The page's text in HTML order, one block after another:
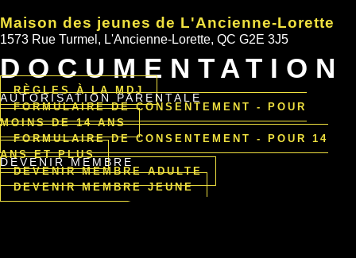
Maison des jeunes de L'Ancienne-Lorette
1573 Rue Turmel, L'Ancienne-Lorette, QC G2E 3J5
DOCUMENTATION
RÈGLES À LA MDJ
AUTORISATION PARENTALE
FORMULAIRE DE CONSENTEMENT - POUR
MOINS DE 14 ANS
FORMULAIRE DE CONSENTEMENT - POUR 14
ANS ET PLUS
DEVENIR MEMBRE
DEVENIR MEMBRE ADULTE
DEVENIR MEMBRE JEUNE